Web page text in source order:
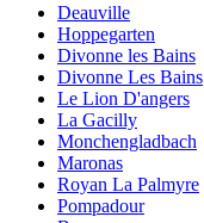
Deauville
Hoppegarten
Divonne les Bains
Divonne Les Bains
Le Lion D'angers
La Gacilly
Monchengladbach
Maronas
Royan La Palmyre
Pompadour